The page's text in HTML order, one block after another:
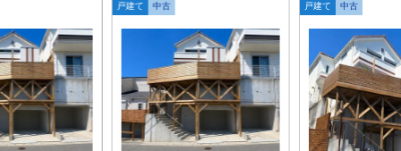
戸建て 中古 戸建て 中古